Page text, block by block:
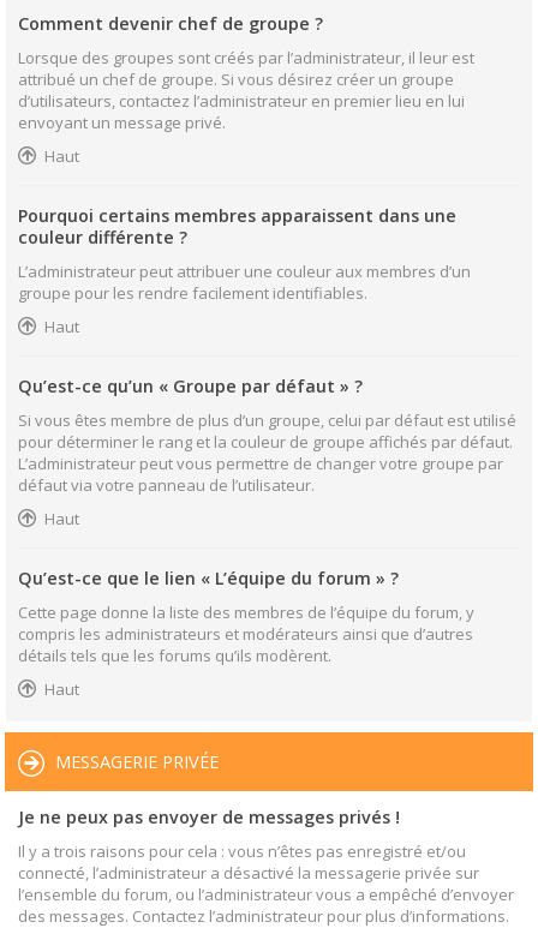
Comment devenir chef de groupe ?
Lorsque des groupes sont créés par l’administrateur, il leur est
attribué un chef de groupe. Si vous désirez créer un groupe
d’utilisateurs, contactez l’administrateur en premier lieu en lui
envoyant un message privé.
Haut
Pourquoi certains membres apparaissent dans une
couleur différente ?
L’administrateur peut attribuer une couleur aux membres d’un
groupe pour les rendre facilement identifiables.
Haut
Qu’est-ce qu’un « Groupe par défaut » ?
Si vous êtes membre de plus d’un groupe, celui par défaut est utilisé
pour déterminer le rang et la couleur de groupe affichés par défaut.
L’administrateur peut vous permettre de changer votre groupe par
défaut via votre panneau de l’utilisateur.
Haut
Qu’est-ce que le lien « L’équipe du forum » ?
Cette page donne la liste des membres de l’équipe du forum, y
compris les administrateurs et modérateurs ainsi que d’autres
détails tels que les forums qu’ils modèrent.
Haut
MESSAGERIE PRIVÉE
Je ne peux pas envoyer de messages privés !
Il y a trois raisons pour cela : vous n’êtes pas enregistré et/ou
connecté, l’administrateur a désactivé la messagerie privée sur
l’ensemble du forum, ou l’administrateur vous a empêché d’envoyer
des messages. Contactez l’administrateur pour plus d’informations.